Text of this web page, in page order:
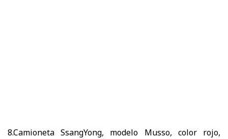
8.Camioneta SsangYong, modelo Musso, color rojo,